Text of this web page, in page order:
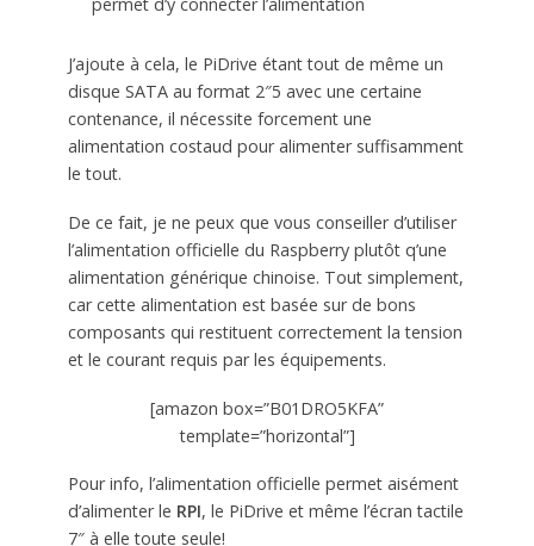
J’ajoute à cela, le PiDrive étant tout de même un
disque SATA au format 2″5 avec une certaine
contenance, il nécessite forcement une
alimentation costaud pour alimenter suffisamment
le tout.
De ce fait, je ne peux que vous conseiller d’utiliser
l’alimentation officielle du Raspberry plutôt q’une
alimentation générique chinoise. Tout simplement,
car cette alimentation est basée sur de bons
composants qui restituent correctement la tension
et le courant requis par les équipements.
[amazon box=”B01DRO5KFA”
template=”horizontal”]
Pour info, l’alimentation officielle permet aisément
d’alimenter le RPI, le PiDrive et même l’écran tactile
7″ à elle toute seule!